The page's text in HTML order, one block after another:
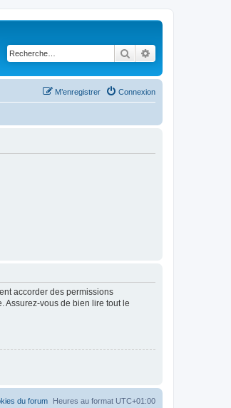
Rechercher
Connexion
M’enregistrer
accorder des permissions
Assurez-vous de bien lire tout le
Heures au format UTC+01:00
du forum